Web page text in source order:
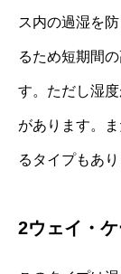
ス内の過湿を
るため短期間
す。ただし湿
があります。
るタイプもあり
2ウェイ・